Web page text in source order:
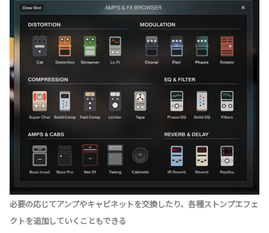
必要の応じてアンプやキャビネットを交換したり、各種ストンプエフェ
クトを追加していくこともできる